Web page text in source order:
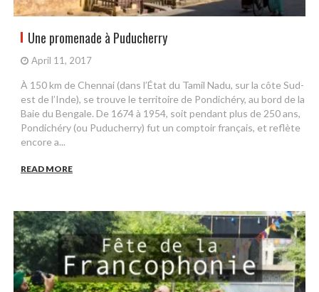
Une promenade à Puducherry
April 11, 2017
À 150 km de Chennai (dans l’État du Tamil Nadu, sur la côte Sud-
est de l’Inde), se trouve le territoire de Pondichéry, au bord de la
Baie du Bengale. De 1674 à 1954, soit pendant plus de 250 ans,
Pondichéry (ou Puducherry) fut un comptoir français, et reflète
encore a...
READ MORE